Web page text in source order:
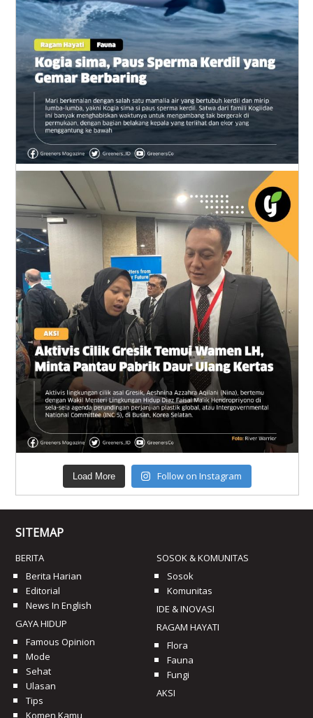
Load More Follow on Instagram
SITEMAP
BERITA
Berita Harian
Editorial
News In English
GAYA HIDUP
Famous Opinion
Mode
Sehat
Ulasan
Tips
Komen Kamu
SOSOK & KOMUNITAS
Sosok
Komunitas
IDE & INOVASI
RAGAM HAYATI
Flora
Fauna
Fungi
AKSI